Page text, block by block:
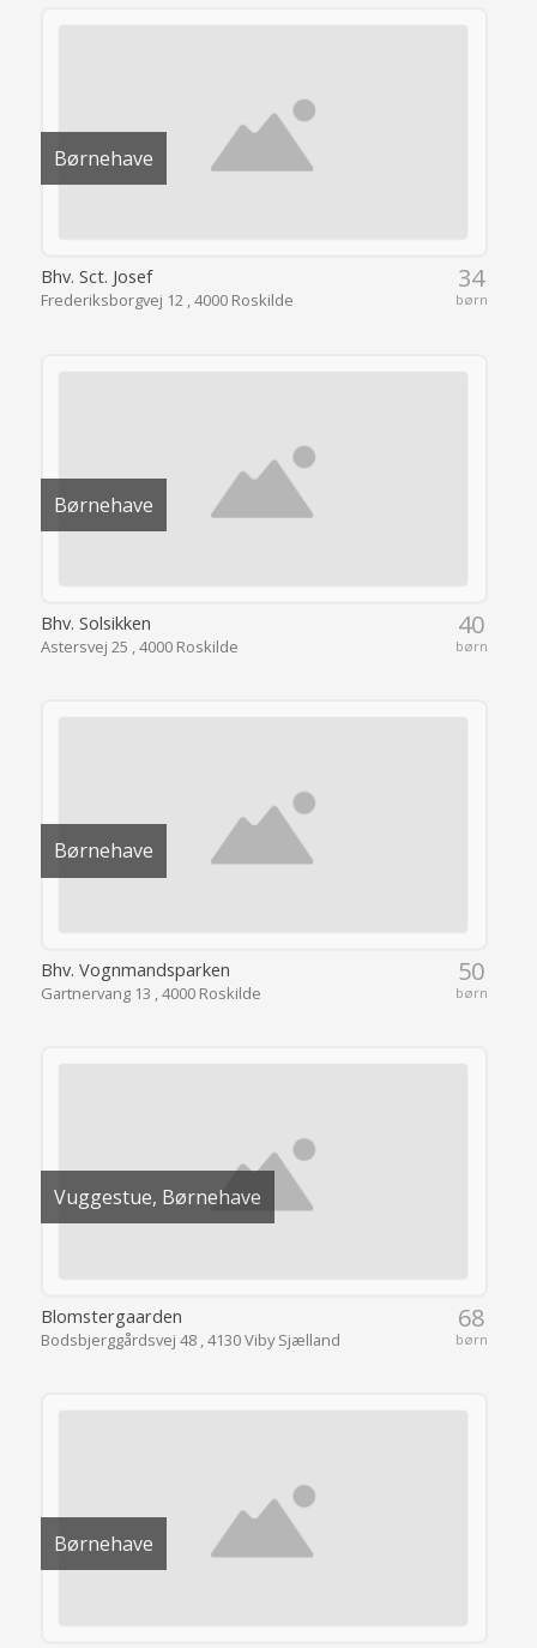
Børnehave
34
børn
Bhv. Sct. Josef
Frederiksborgvej 12 , 4000 Roskilde
Børnehave
40
børn
Bhv. Solsikken
Astersvej 25 , 4000 Roskilde
Børnehave
50
børn
Bhv. Vognmandsparken
Gartnervang 13 , 4000 Roskilde
Vuggestue, Børnehave
68
børn
Blomstergaarden
Bodsbjerggårdsvej 48 , 4130 Viby Sjælland
Børnehave